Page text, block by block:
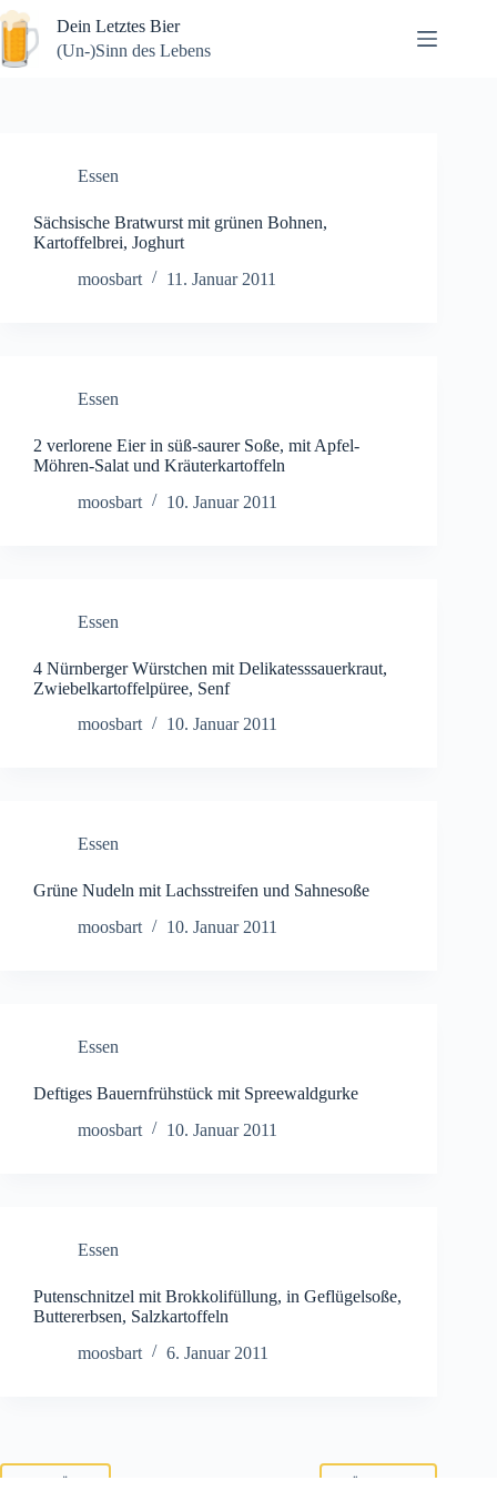
Zum
Inhalt
springen
Dein Letztes Bier
(Un-)Sinn des Lebens
Essen
Sächsische Bratwurst mit grünen Bohnen,
Kartoffelbrei, Joghurt
moosbart
11. Januar 2011
Essen
2 verlorene Eier in süß-saurer Soße, mit Apfel-
Möhren-Salat und Kräuterkartoffeln
moosbart
10. Januar 2011
Essen
4 Nürnberger Würstchen mit Delikatesssauerkraut,
Zwiebelkartoffelpüree, Senf
moosbart
10. Januar 2011
Essen
Grüne Nudeln mit Lachsstreifen und Sahnesoße
moosbart
10. Januar 2011
Essen
Deftiges Bauernfrühstück mit Spreewaldgurke
moosbart
10. Januar 2011
Essen
Putenschnitzel mit Brokkolifüllung, in Geflügelsoße,
Buttererbsen, Salzkartoffeln
moosbart
6. Januar 2011